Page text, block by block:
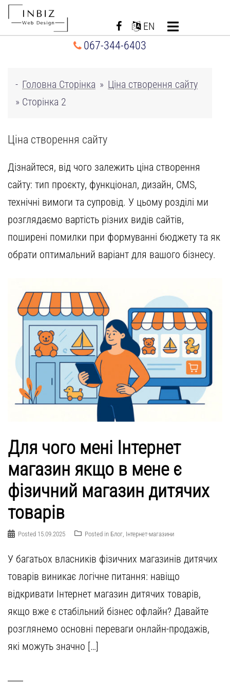
Перейти
EN
067-344-6403
- Головна Сторінка » Ціна створення сайту
» Сторінка 2
Ціна створення сайту
Дізнайтеся, від чого залежить ціна створення
сайту: тип проєкту, функціонал, дизайн, CMS,
технічні вимоги та супровід. У цьому розділі ми
розглядаємо вартість різних видів сайтів,
поширені помилки при формуванні бюджету та як
обрати оптимальний варіант для вашого бізнесу.
Для чого мені Інтернет
магазин якщо в мене є
фізичний магазин дитячих
товарів
Posted 15.09.2025 Posted in Блог Інтернет-магазини
У багатьох власників фізичних магазинів дитячих
товарів виникає логічне питання: навіщо
відкривати Інтернет магазин дитячих товарів,
якщо вже є стабільний бізнес офлайн? Давайте
розглянемо основні переваги онлайн-продажів,
які можуть значно […]